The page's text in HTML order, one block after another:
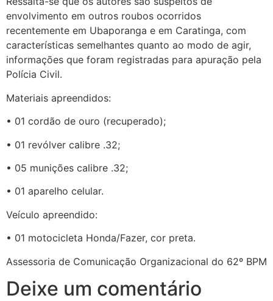
envolvimento em outros roubos ocorridos
recentemente em Ubaporanga e em Caratinga, com
características semelhantes quanto ao modo de agir,
informações que foram registradas para apuração pela
Polícia Civil.
Materiais apreendidos:
• 01 cordão de ouro (recuperado);
• 01 revólver calibre .32;
• 05 munições calibre .32;
• 01 aparelho celular.
Veículo apreendido:
• 01 motocicleta Honda/Fazer, cor preta.
Assessoria de Comunicação Organizacional do 62º BPM
Deixe um comentário